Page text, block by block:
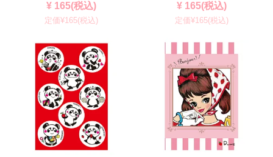
¥ 165(税込)
定価¥165(税込)
¥ 165(税込)
定価¥165(税込)